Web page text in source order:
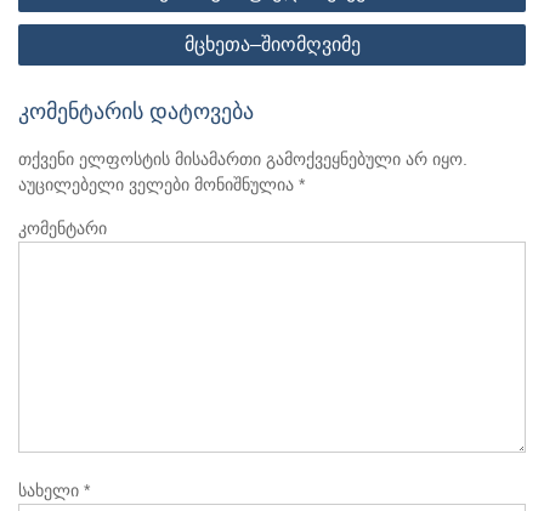
ნავიგაცია
მცხეთა–შიომღვიმე
კომენტარის დატოვება
თქვენი ელფოსტის მისამართი გამოქვეყნებული არ იყო.
აუცილებელი ველები მონიშნულია *
კომენტარი
სახელი *